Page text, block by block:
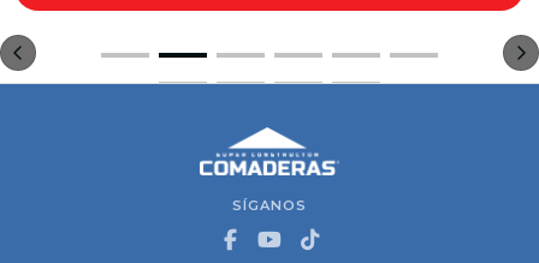
SÍGANOS